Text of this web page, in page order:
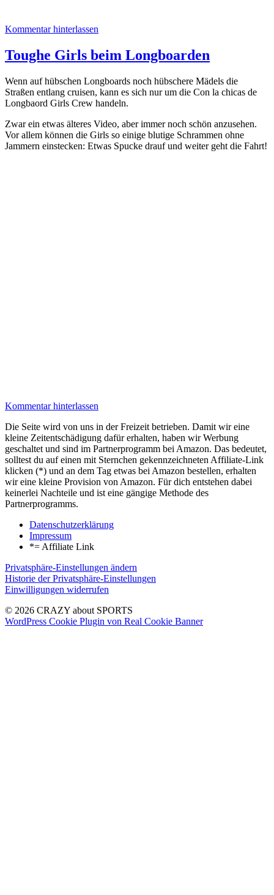
Kommentar hinterlassen
Toughe Girls beim Longboarden
Wenn auf hübschen Longboards noch hübschere Mädels die
Straßen entlang cruisen, kann es sich nur um die Con la chicas de
Longbaord Girls Crew handeln.
Zwar ein etwas älteres Video, aber immer noch schön anzusehen.
Vor allem können die Girls so einige blutige Schrammen ohne
Jammern einstecken: Etwas Spucke drauf und weiter geht die Fahrt!
Kommentar hinterlassen
Die Seite wird von uns in der Freizeit betrieben. Damit wir eine
kleine Zeitentschädigung dafür erhalten, haben wir Werbung
geschaltet und sind im Partnerprogramm bei Amazon. Das bedeutet,
solltest du auf einen mit Sternchen gekennzeichneten Affiliate-Link
klicken (*) und an dem Tag etwas bei Amazon bestellen, erhalten
wir eine kleine Provision von Amazon. Für dich entstehen dabei
keinerlei Nachteile und ist eine gängige Methode des
Partnerprogramms.
Datenschutzerklärung
Impressum
*= Affiliate Link
Privatsphäre-Einstellungen ändern
Historie der Privatsphäre-Einstellungen
Einwilligungen widerrufen
© 2026 CRAZY about SPORTS
WordPress Cookie Plugin von Real Cookie Banner